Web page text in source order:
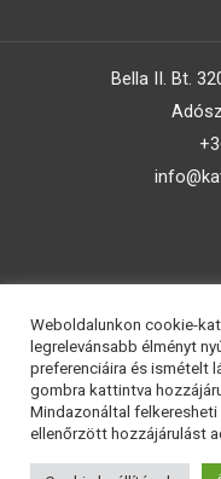
Bella II. Bt.
Copyright
Weboldalunkon cookie-
legrelevánsabb élményt
preferenciáira és ismételt
gombra kattintva
Mindazonáltal
ellenőrzött hozzájárulást